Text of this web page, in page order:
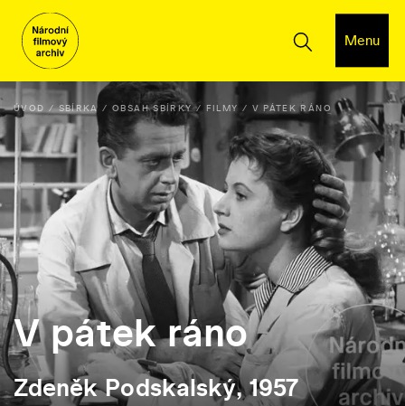
Menu
ÚVOD SBÍRKA OBSAH SBÍRKY FILMY V PÁTEK RÁNO
V pátek ráno
Zdeněk Podskalský, 1957